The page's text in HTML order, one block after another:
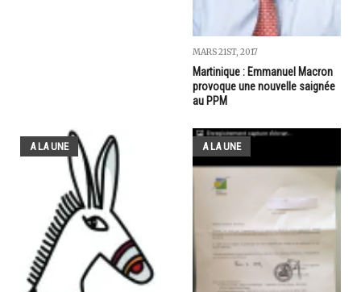
MARS 21ST, 2017
Martinique : Emmanuel Macron
provoque une nouvelle saignée
au PPM
A LA UNE A LA UNE